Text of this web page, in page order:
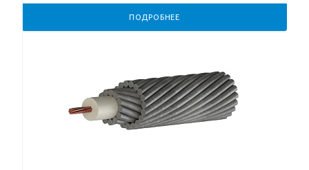
ПОДРОБНЕЕ